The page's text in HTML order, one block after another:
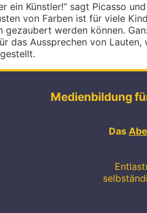
ein Künstler!“ sagt Picasso
von Farben ist für viele
gezaubert werden können.
das Aussprechen von
Medienbildung
Das